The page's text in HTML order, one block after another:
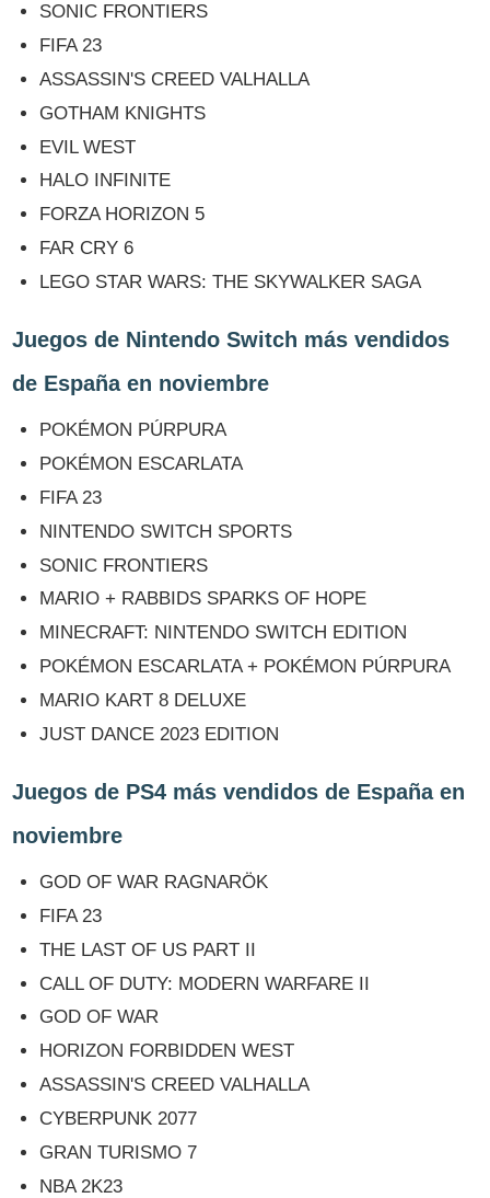
SONIC FRONTIERS
FIFA 23
ASSASSIN'S CREED VALHALLA
GOTHAM KNIGHTS
EVIL WEST
HALO INFINITE
FORZA HORIZON 5
FAR CRY 6
LEGO STAR WARS: THE SKYWALKER SAGA
Juegos de Nintendo Switch más vendidos
de España en noviembre
POKÉMON PÚRPURA
POKÉMON ESCARLATA
FIFA 23
NINTENDO SWITCH SPORTS
SONIC FRONTIERS
MARIO + RABBIDS SPARKS OF HOPE
MINECRAFT: NINTENDO SWITCH EDITION
POKÉMON ESCARLATA + POKÉMON PÚRPURA
MARIO KART 8 DELUXE
JUST DANCE 2023 EDITION
Juegos de PS4 más vendidos de España en
noviembre
GOD OF WAR RAGNARÖK
FIFA 23
THE LAST OF US PART II
CALL OF DUTY: MODERN WARFARE II
GOD OF WAR
HORIZON FORBIDDEN WEST
ASSASSIN'S CREED VALHALLA
CYBERPUNK 2077
GRAN TURISMO 7
NBA 2K23